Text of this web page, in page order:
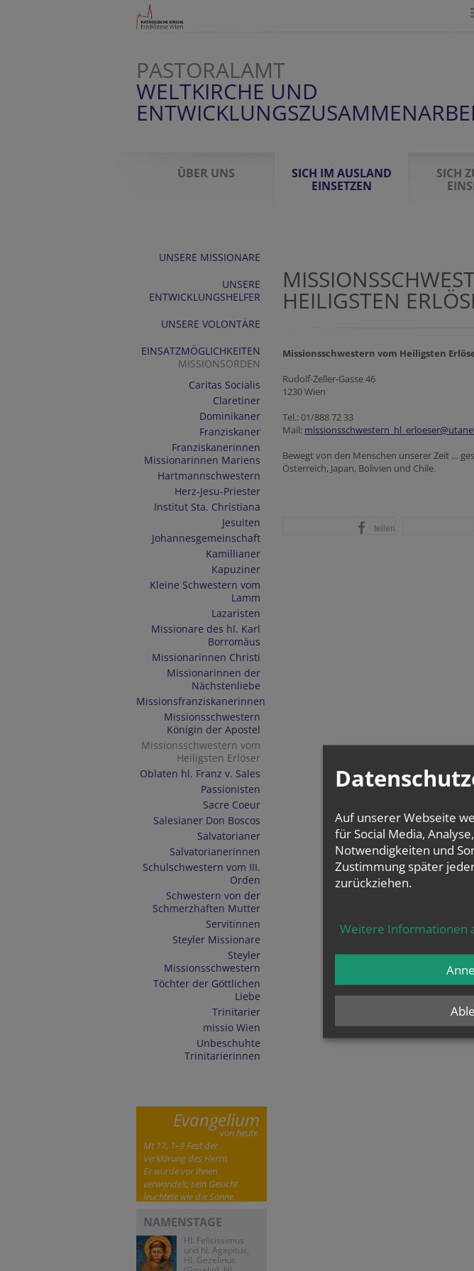
PASTORALAMT
WELTKIRCHE UND
ÜBER UNS
SICH IM AUSLAND
EINSETZEN
SICH
UNSERE MISSIONARE
UNSERE
ENTWICKLUNGSHELFER
UNSERE VOLONTÄRE
EINSATZMÖGLICHKEITEN
MISSIONSORDEN
Caritas Socialis
Claretiner
Dominikaner
Franziskaner
Franziskanerinnen
Missionarinnen Mariens
Hartmannschwestern
Herz-Jesu-Priester
Institut Sta. Christiana
Jesuiten
Johannesgemeinschaft
Kamillianer
Kapuziner
Kleine Schwestern vom
Lamm
Lazaristen
Missionare des hl. Karl
Borromäus
Missionarinnen Christi
Missionarinnen der
Nächstenliebe
Missionsfranziskanerinnen
Missionsschwestern
Königin der Apostel
Missionsschwestern vom
Heiligsten Erlöser
Oblaten hl. Franz v. Sales
Passionisten
Sacre Coeur
Salesianer Don Boscos
Salvatorianer
Salvatorianerinnen
Schulschwestern vom III.
Orden
Schwestern von der
Schmerzhaften Mutter
Servitinnen
Steyler Missionare
Steyler
Missionsschwestern
Töchter der Göttlichen
Liebe
Trinitarier
missio Wien
Unbeschuhte
Trinitarierinnen
Evangelium
von heute
Mt 17, 1–9 Fest der
Verklärung des Herrn
Er wurde vor ihnen
verwandelt; sein Gesicht
leuchtete wie die Sonne
NAMENSTAGE
Hl. Felicissimus
und hl. Agapitus,
Hl. Gezelinus
HEILIGSTEN
Missionsschwestern vom Heiligsten
Rudolf-Zeller-Gasse 46
1230 Wien
Tel.: 01/888 72 33
Mail:
Bewegt von den Menschen unserer Zeit …
Österreich, Japan, Bolivien und Chile.
teilen
Auf unserer Webseite
für Social Media,
Notwendigkeiten und
Zustimmung später
zurückziehen.
Weitere Informationen